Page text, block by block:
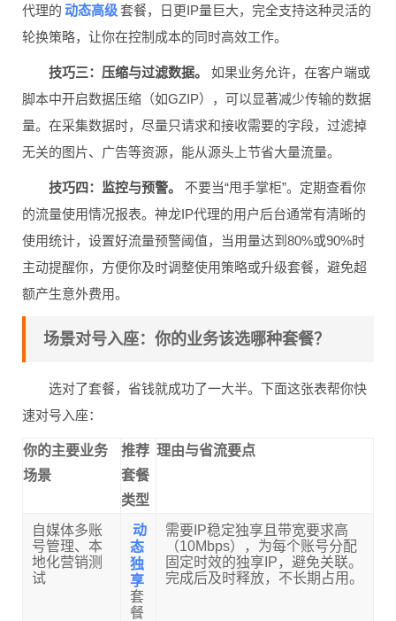
代理的 动态高级 套餐，日更IP量巨大，完全支持这种灵活的
轮换策略，让你在控制成本的同时高效工作。
技巧三：压缩与过滤数据。
如果业务允许，在客户端或
脚本中开启数据压缩（如GZIP），可以显著减少传输的数据
量。在采集数据时，尽量只请求和接收需要的字段，过滤掉
无关的图片、广告等资源，能从源头上节省大量流量。
技巧四：监控与预警。
不要当“甩手掌柜”。定期查看你
的流量使用情况报表。神龙IP代理的用户后台通常有清晰的
使用统计，设置好流量预警阈值，当用量达到80%或90%时
主动提醒你，方便你及时调整使用策略或升级套餐，避免超
额产生意外费用。
场景对号入座：你的业务该选哪种套餐？
选对了套餐，省钱就成功了一大半。下面这张表帮你快
速对号入座：
你的主要业务
场景
推荐
套餐
类型
理由与省流要点
自媒体多账
号管理、本
地化营销测
试
动
态
独
享
套
餐
需要IP稳定独享且带宽要求高
（10Mbps），为每个账号分配
固定时效的独享IP，避免关联。
完成后及时释放，不长期占用。